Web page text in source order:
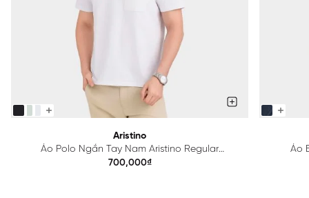
Aristino
Áo Polo Ngắn Tay Nam Aristino Regular
APS615EDP01
700,000₫
Áo